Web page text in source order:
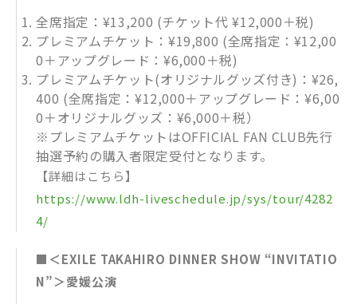
全席指定：¥13,200 (チケット代 ¥12,000＋税)
プレミアムチケット：¥19,800 (全席指定：¥12,00
0＋アップグレード：¥6,000＋税)
プレミアムチケット(オリジナルグッズ付き)：¥26,
400 (全席指定：¥12,000＋アップグレード：¥6,00
0＋オリジナルグッズ：¥6,000＋税）
※プレミアムチケットはOFFICIAL FAN CLUB先行
抽選予約の購入者限定受付となります。
【詳細はこちら】
https://www.ldh-liveschedule.jp/sys/tour/4282
4/
■＜EXILE TAKAHIRO DINNER SHOW “INVITATIO
N”＞愛媛公演